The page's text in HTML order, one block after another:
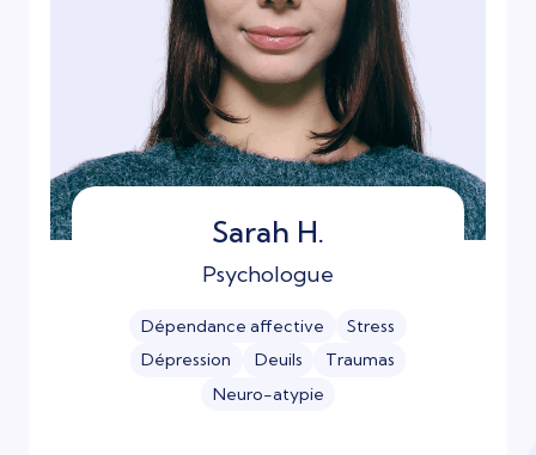
Sarah H.
Psychologue
Dépendance affective
Stress
Dépression
Deuils
Traumas
Neuro-atypie